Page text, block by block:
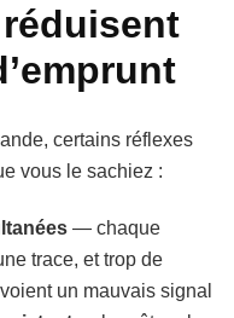
certains réflexes
vous le sachiez :
— chaque
trace, et trop de
un mauvais signal